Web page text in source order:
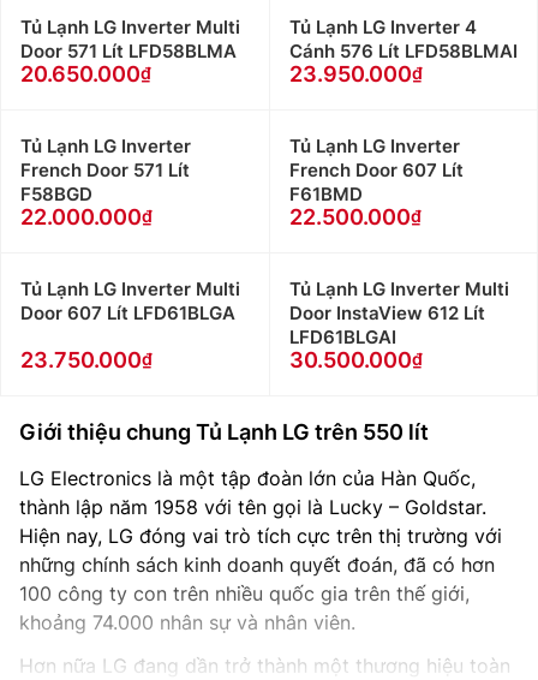
Tủ Lạnh LG Inverter Multi
Door 571 Lít LFD58BLMA
20.650.000
Tủ Lạnh LG Inverter 4
Cánh 576 Lít LFD58BLMAI
23.950.000
Tủ Lạnh LG Inverter
French Door 571 Lít
F58BGD
22.000.000
Tủ Lạnh LG Inverter
French Door 607 Lít
F61BMD
22.500.000
Tủ Lạnh LG Inverter Multi
Door 607 Lít LFD61BLGA
23.750.000
Tủ Lạnh LG Inverter Multi
Door InstaView 612 Lít
LFD61BLGAI
30.500.000
Giới thiệu chung Tủ Lạnh LG trên 550 lít
LG Electronics là một tập đoàn lớn của Hàn Quốc,
thành lập năm 1958 với tên gọi là Lucky – Goldstar.
Hiện nay, LG đóng vai trò tích cực trên thị trường với
những chính sách kinh doanh quyết đoán, đã có hơn
100 công ty con trên nhiều quốc gia trên thế giới,
khoảng 74.000 nhân sự và nhân viên.
Hơn nữa LG đang dần trở thành một thương hiệu toàn